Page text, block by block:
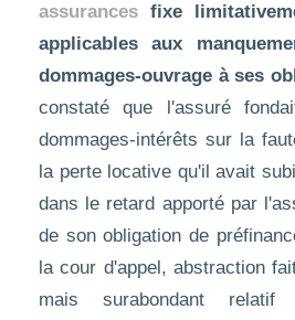
assurancesfixe
applicables aux
dommages-ouvrage à ses
constaté que l'assuré
dommages-intérêts sur la
la perte locative qu'il avait
dans le retard apporté par
de son obligation de
la cour d'appel, abstraction
mais surabondant